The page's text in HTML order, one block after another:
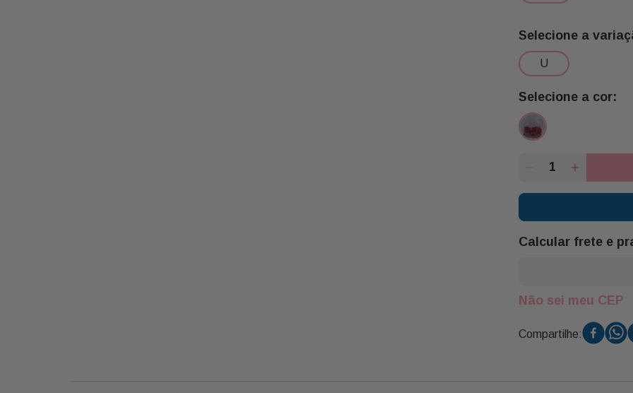
u
Calcular frete e
Não sei meu CEP
Compartilhe: